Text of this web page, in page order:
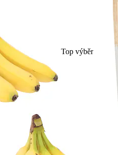
Top výběr